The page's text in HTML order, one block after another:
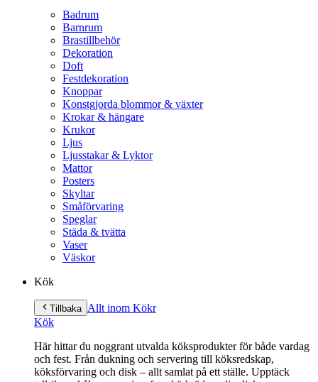
Badrum
Barnrum
Brastillbehör
Dekoration
Doft
Festdekoration
Knoppar
Konstgjorda blommor & växter
Krokar & hängare
Krukor
Ljus
Ljusstakar & Lyktor
Mattor
Posters
Skyltar
Småförvaring
Speglar
Städa & tvätta
Vaser
Väskor
Kök
Tillbaka Allt inom Kökr
Kök
Här hittar du noggrant utvalda köksprodukter för både vardag
och fest. Från dukning och servering till köksredskap,
köksförvaring och disk – allt samlat på ett ställe. Upptäck